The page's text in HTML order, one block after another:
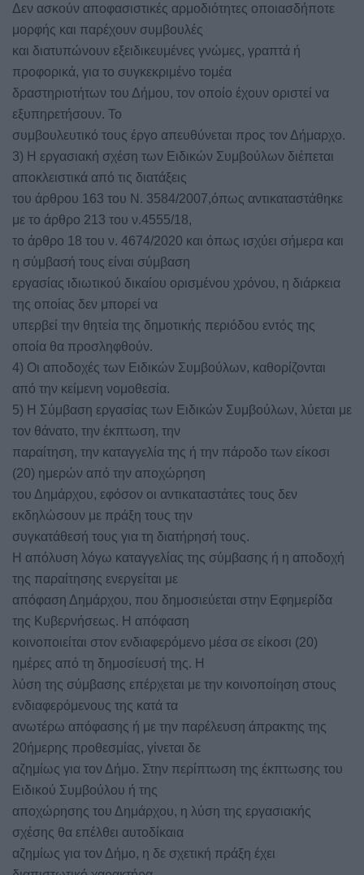
Δεν ασκούν αποφασιστικές αρμοδιότητες οποιασδήποτε
μορφής και παρέχουν συμβουλές
και διατυπώνουν εξειδικευμένες γνώμες, γραπτά ή
προφορικά, για το συγκεκριμένο τομέα
δραστηριοτήτων του Δήμου, τον οποίο έχουν οριστεί να
εξυπηρετήσουν. Το
συμβουλευτικό τους έργο απευθύνεται προς τον Δήμαρχο.
3) Η εργασιακή σχέση των Ειδικών Συμβούλων διέπεται
αποκλειστικά από τις διατάξεις
του άρθρου 163 του Ν. 3584/2007,όπως αντικαταστάθηκε
με το άρθρο 213 του ν.4555/18,
το άρθρο 18 του ν. 4674/2020 και όπως ισχύει σήμερα και
η σύμβασή τους είναι σύμβαση
εργασίας ιδιωτικού δικαίου ορισμένου χρόνου, η διάρκεια
της οποίας δεν μπορεί να
υπερβεί την θητεία της δημοτικής περιόδου εντός της
οποία θα προσληφθούν.
4) Οι αποδοχές των Ειδικών Συμβούλων, καθορίζονται
από την κείμενη νομοθεσία.
5) Η Σύμβαση εργασίας των Ειδικών Συμβούλων, λύεται με
τον θάνατο, την έκπτωση, την
παραίτηση, την καταγγελία της ή την πάροδο των είκοσι
(20) ημερών από την αποχώρηση
του Δημάρχου, εφόσον οι αντικαταστάτες τους δεν
εκδηλώσουν με πράξη τους την
συγκατάθεσή τους για τη διατήρησή τους.
Η απόλυση λόγω καταγγελίας της σύμβασης ή η αποδοχή
της παραίτησης ενεργείται με
απόφαση Δημάρχου, που δημοσιεύεται στην Εφημερίδα
της Κυβερνήσεως. Η απόφαση
κοινοποιείται στον ενδιαφερόμενο μέσα σε είκοσι (20)
ημέρες από τη δημοσίευσή της. Η
λύση της σύμβασης επέρχεται με την κοινοποίηση στους
ενδιαφερόμενους της κατά τα
ανωτέρω απόφασης ή με την παρέλευση άπρακτης της
20ήμερης προθεσμίας, γίνεται δε
αζημίως για τον Δήμο. Στην περίπτωση της έκπτωσης του
Ειδικού Συμβούλου ή της
αποχώρησης του Δημάρχου, η λύση της εργασιακής
σχέσης θα επέλθει αυτοδίκαια
αζημίως για τον Δήμο, η δε σχετική πράξη έχει